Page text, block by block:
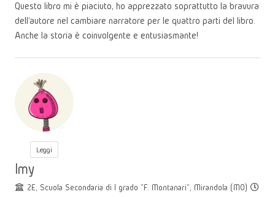
Questo libro mi è piaciuto, ho apprezzato soprattutto la bravura
dell'autore nel cambiare narratore per le quattro parti del libro.
Anche la storia è coinvolgente e entusiasmante!
Leggi
Imy
2E, Scuola Secondaria di I grado "F. Montanari", Mirandola (MO)